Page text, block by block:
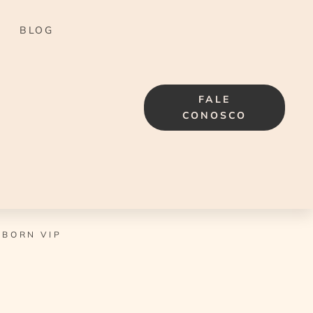
BLOG
FALE
CONOSCO
VIP